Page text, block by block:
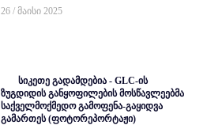
26 / მაისი 2025
სიკეთე გადამდებია - GLC-ის
ზუგდიდის განყოფილების მოსწავლეებმა
საქველმოქმედო გამოფენა-გაყიდვა
გამართეს (ფოტორეპორტაჟი)